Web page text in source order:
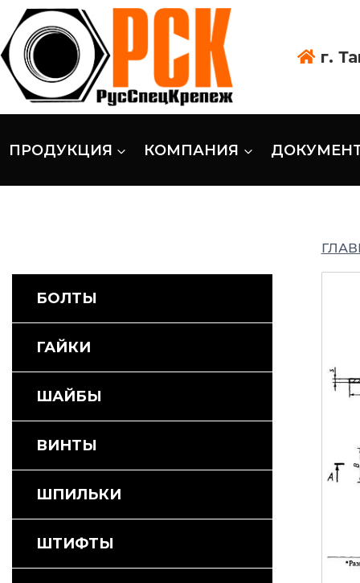
г.
ПРОДУКЦИЯ КОМПАНИЯ
БОЛТЫ
ГАЙКИ
ШАЙБЫ
ВИНТЫ
ШПИЛЬКИ
ШТИФТЫ